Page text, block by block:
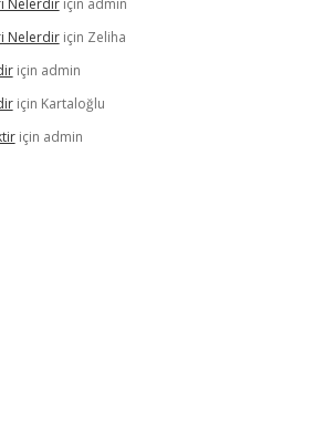
Nelerdiriçin admin
Nelerdiriçin Zeliha
için admin
için Kartaloğlu
için admin